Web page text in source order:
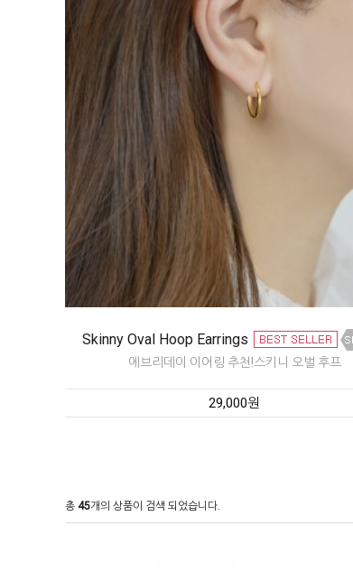
Skinny Oval Hoop Earrings
에브리데이 이어링 추천!스키니 오벌 후프
29,000원
총 45개의 상품이 검색 되었습니다.